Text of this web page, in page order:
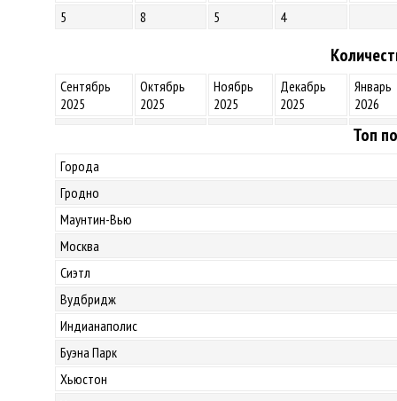
5
8 5 4
Сентябрь
2025
Октябрь
2025
Ноябрь
2025
Декабрь
2025
Январь
2026
Топ
Города
Гродно
Маунтин-Вью
Москва
Сиэтл
Вудбридж
Индианаполис
Буэна Парк
Хьюстон